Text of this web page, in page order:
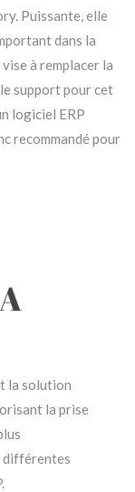
Puissante, elle
dans la
à remplacer la
le support pour cet
logiciel ERP
recommandé pour
la solution
la prise
différentes
.